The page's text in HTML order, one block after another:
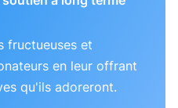
fructueuses et
en leur offrant
qu'ils adoreront.